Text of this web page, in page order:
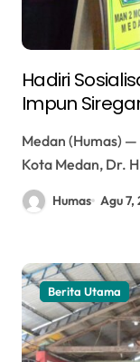
Hadiri
Impun
Edukasi Halal
Medan (Humas) — Kepala Kantor Kementerian Agama
Kota Medan, Dr.
Humas Agu 7,
Berita Utama